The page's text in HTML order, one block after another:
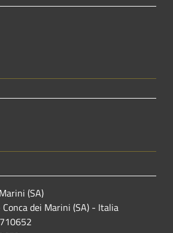
(SA)
dei Marini (SA) - Italia